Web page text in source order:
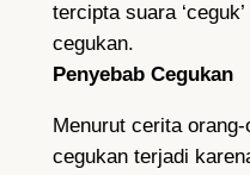
tercipta suara
cegukan.
Penyebab Cegukan
Menurut cerita
cegukan terjadi